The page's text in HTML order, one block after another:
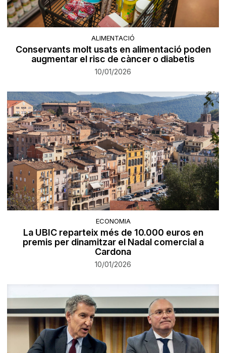
ALIMENTACIÓ
Conservants molt usats en alimentació poden
augmentar el risc de càncer o diabetis
10/01/2026
ECONOMIA
La UBIC reparteix més de 10.000 euros en
premis per dinamitzar el Nadal comercial a
Cardona
10/01/2026